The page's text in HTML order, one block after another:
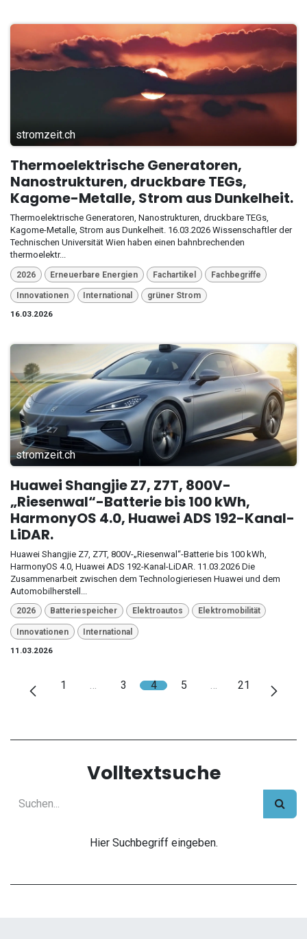
stromzeit.ch
Thermoelektrische Generatoren,
Nanostrukturen, druckbare TEGs,
Kagome-Metalle, Strom aus Dunkelheit.
Thermoelektrische Generatoren, Nanostrukturen, druckbare TEGs,
Kagome-Metalle, Strom aus Dunkelheit. 16.03.2026 Wissenschaftler der
Technischen Universität Wien haben einen bahnbrechenden
thermoelektr...
2026 Erneuerbare Energien Fachartikel Fachbegriffe
Innovationen International
grüner Strom
16.03.2026
stromzeit.ch
Huawei Shangjie Z7, Z7T, 800V-
„Riesenwal“-Batterie bis 100 kWh,
HarmonyOS 4.0, Huawei ADS 192-Kanal-
LiDAR.
Huawei Shangjie Z7, Z7T, 800V-„Riesenwal“-Batterie bis 100 kWh,
HarmonyOS 4.0, Huawei ADS 192-Kanal-LiDAR. 11.03.2026 Die
Zusammenarbeit zwischen dem Technologieriesen Huawei und dem
Automobilherstell...
2026 Batteriespeicher Elektroautos Elektromobilität
Innovationen
International
11.03.2026
1 3 4 5 21
Volltextsuche
Hier Suchbegriff eingeben.